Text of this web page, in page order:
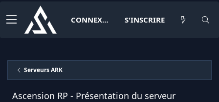
CONNEXION S'INSCRIRE
Serveurs ARK
Ascension RP - Présentation du serveur